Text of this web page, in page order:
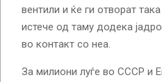
вентили и ќе ги отворат
истече од таму додека
во контакт со неа.
За милиони луѓе во СССР и